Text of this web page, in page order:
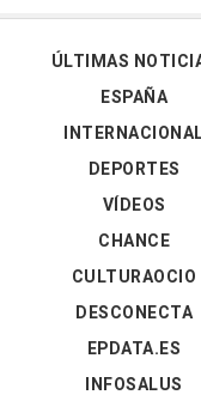
ÚLTIMAS
ESPAÑA
DEPORTES
VÍDEOS
CHANCE
CULTURAOCIO
DESCONECTA
EPDATA.ES
INFOSALUS